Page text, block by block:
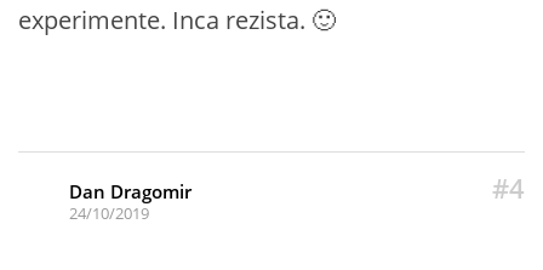
experimente. Inca rezista. 🙂
#4
Dan Dragomir
24/10/2019